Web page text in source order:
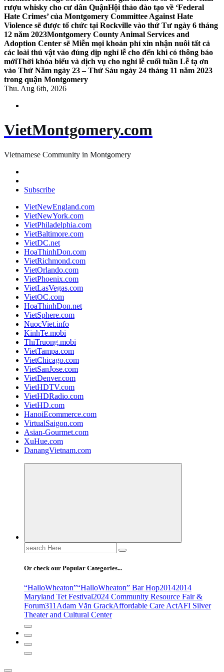
rượu whisky cho cư dân QuậnHội thảo đào tạo về ‘Federal
Hate Crimes’ của Montgomery Committee Against Hate
Violence sẽ được tổ chức tại Rockville vào thứ Tư ngày 6 tháng
12 năm 2023Montgomery County Animal Services and
Adoption Center sẽ Miễn mọi khoản phí xin nhận nuôi tất cả
các loài thú vật vào đúng dịp nghỉ lễ cho đến khi có thông báo
mớiThời khóa biểu và dịch vụ cho nghỉ lễ cuối tuần Lễ tạ ơn
vào Thứ Năm ngày 23 – Thứ Sáu ngày 24 tháng 11 năm 2023
trong quận Montgomery
Thu. Aug 6th, 2026
VietMontgomery.com
Vietnamese Community in Montgomery
Subscribe
VietNewEngland.com
VietNewYork.com
VietPhiladelphia.com
VietBaltimore.com
VietDC.net
HoaThinhDon.com
VietRichmond.com
VietOrlando.com
VietPhoenix.com
VietLasVegas.com
VietOC.com
HoaThinhDon.net
VietSphere.com
NuocViet.info
KinhTe.mobi
ThiTruong.mobi
VietTampa.com
VietChicago.com
VietSanJose.com
VietDenver.com
VietHDTV.com
VietHDRadio.com
VietHD.com
HanoiEcommerce.com
VirtualSaigon.com
Asian-Gourmet.com
XuHue.com
DanangVietnam.com
Search
for:
Or check our Popular Categories...
“HalloWheaton”“HalloWheaton” Bar Hop20142014
Maryland Tet Festival2024 Community Resource Fair &
Forum311 Adam Văn GrackAffordable Care ActAFI Silver
Theater and Cultural Center